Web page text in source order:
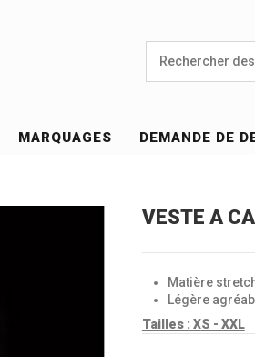
MARQUAGES DEMANDE DE
VESTE A
Matière
Légère
Tailles : XS - XXL